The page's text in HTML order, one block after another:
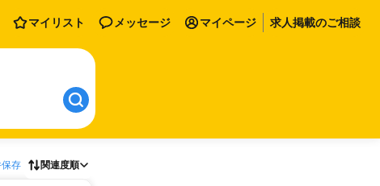
マイリスト メッセージ マイページ 求人掲載のご相談
存 関連度順